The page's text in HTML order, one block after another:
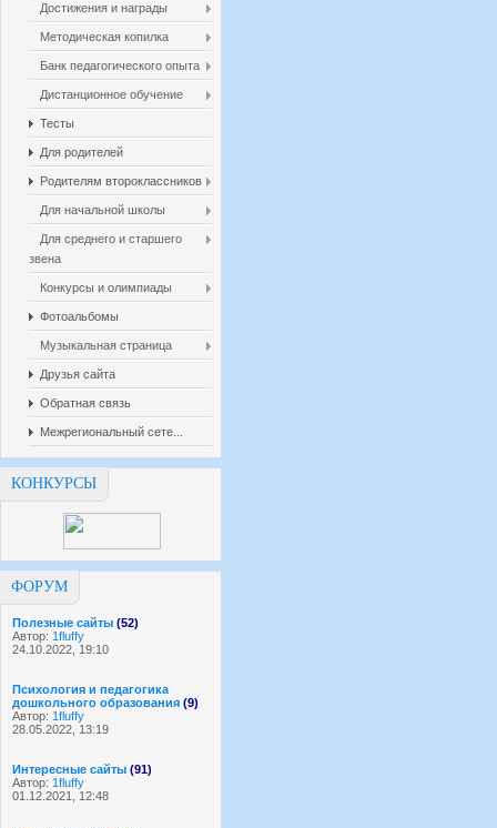
Достижения и награды
Методическая копилка
Банк педагогического опыта
Дистанционное обучение
Тесты
Для родителей
Родителям второклассников
Для начальной школы
Для среднего и старшего
звена
Конкурсы и олимпиады
Фотоальбомы
Музыкальная страница
Друзья сайта
Обратная связь
Межрегиональный сете...
КОНКУРСЫ
ФОРУМ
Полезные сайты (52)
Автор: 1fluffy
24.10.2022, 19:10
Психология и педагогика
дошкольного образования (9)
Автор: 1fluffy
28.05.2022, 13:19
Интересные сайты (91)
Автор: 1fluffy
01.12.2021, 12:48